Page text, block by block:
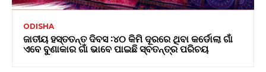
ODISHA
ଜାତୀୟ ହସ୍ତତନ୍ତ ଦିବସ :୪୦ କିମି ଦୂରରେ ଥିବା କର୍ଡୋଲା ଗାଁ
ଏବେ ବୁଣାକାର ଗାଁ ଭାବେ ପାଇଛି ସ୍ବତନ୍ତ୍ର ପରିଚୟ